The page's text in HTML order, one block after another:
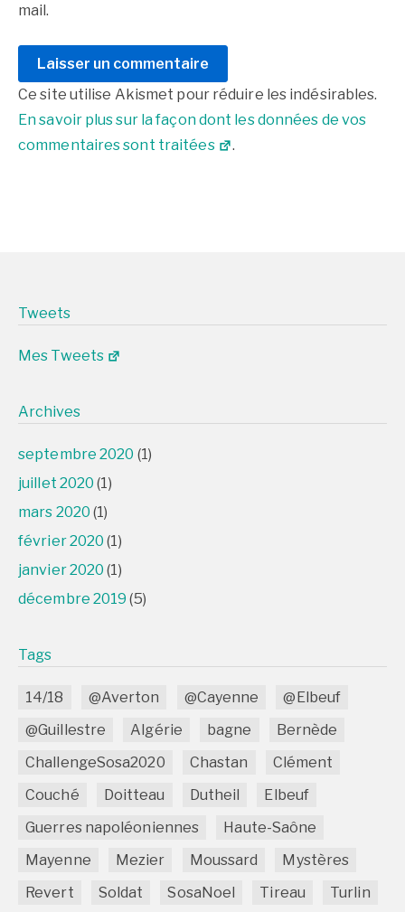
mail.
Ce site utilise Akismet pour réduire les indésirables.
En savoir plus sur la façon dont les données de vos
commentaires sont traitées
.
Tweets
Mes Tweets
Archives
septembre 2020 (1)
juillet 2020 (1)
mars 2020 (1)
février 2020 (1)
janvier 2020 (1)
décembre 2019 (5)
Tags
14/18 @Averton @Cayenne
@Elbeuf
@Guillestre
Algérie bagne
Bernède
ChallengeSosa2020
Chastan
Clément
Couché
Doitteau Dutheil
Elbeuf
Guerres napoléoniennes
Haute-Saône
Mayenne
Mezier Moussard
Mystères
Revert
Soldat SosaNoel Tireau Turlin